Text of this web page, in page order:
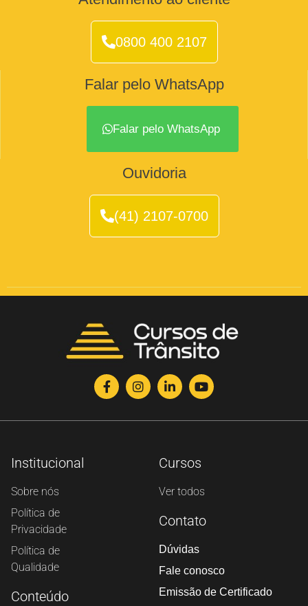
Salvar
0800 400 2107
Falar pelo WhatsApp
Falar pelo WhatsApp
Ouvidoria
(41) 2107-0700
Institucional
Sobre nós
Política de
Privacidade
Política de
Qualidade
Conteúdo
Cursos
Ver todos
Contato
Dúvidas
Fale conosco
Emissão de Certificado